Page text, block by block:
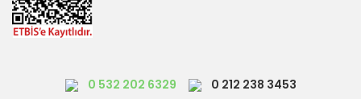
0 532 202 6329 0 212 238 3453